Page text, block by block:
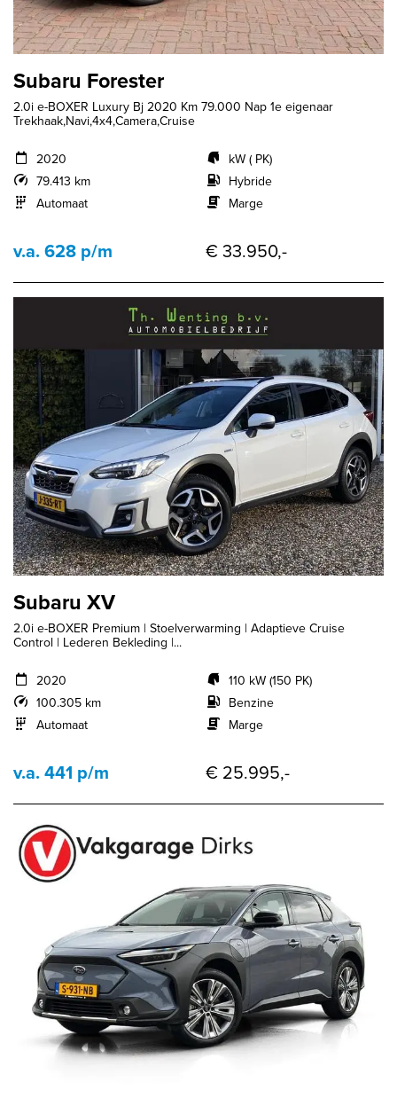
Subaru Forester
2.0i e-BOXER Luxury Bj 2020 Km 79.000 Nap 1e eigenaar
Trekhaak,Navi,4x4,Camera,Cruise
2020
79.413 km
Automaat
kW ( PK)
Hybride
Marge
v.a. 628 p/m € 33.950,-
Subaru XV
2.0i e-BOXER Premium | Stoelverwarming | Adaptieve Cruise
Control | Lederen Bekleding |...
2020
100.305 km
Automaat
110 kW (150 PK)
Benzine
Marge
v.a. 441 p/m € 25.995,-